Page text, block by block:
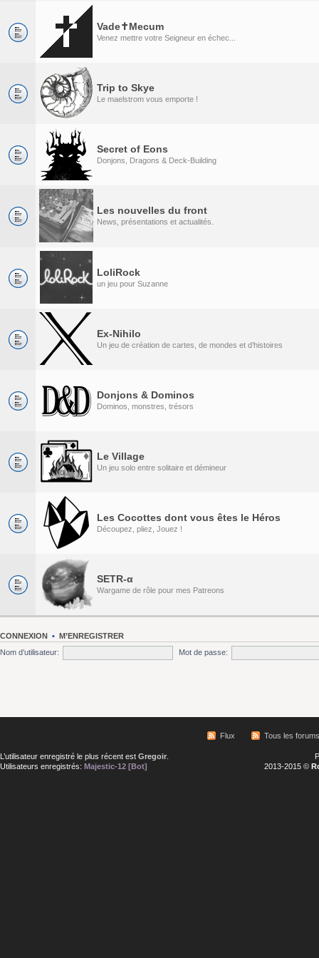
Vade✝Mecum
Venez mettre votre Seigneur en échec...
Trip to Skye
Le maelstrom vous emporte !
Secret of Eons
Donjons, Dragons & Deck-Building
Les nouvelles du front
News, présentations et actualités.
LoliRock
un jeu pour Suzanne
Ex-Nihilo
Un jeu de création de cartes, de mondes et d’histoires
Donjons & Dominos
Dominos, monstres, trésors
Le Village
Un jeu solo entre solitaire et démineur
Les Cocottes dont vous êtes le Héros
Découpez, pliez, Jouez !
SETR-α
Wargame de rôle pour mes Patreons
CONNEXION • M’ENREGISTRER
Nom d’utilisateur:
Mot de passe:
Flux Tous les forums
L’utilisateur enregistré le plus récent est Gregoir
Utilisateurs enregistrés: Majestic-12 [Bot]
2013-2015 ©